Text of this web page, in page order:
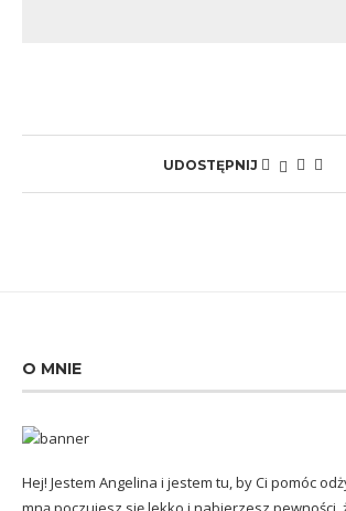
UDOSTĘPNIJ
O MNIE
Hej! Jestem Angelina i jestem tu, by Ci pomóc